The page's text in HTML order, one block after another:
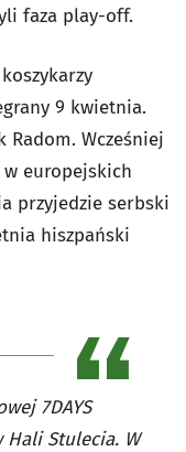
faza play-off.
9 kwietnia.
Radom. Wcześniej
europejskich
przyjedzie serbski
hiszpański
7DAYS
Hali Stulecia. W